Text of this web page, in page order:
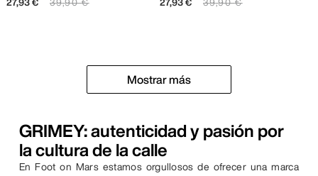
27,93 € 39,90 € 27,93 € 39,90 €
Mostrar más
GRIMEY: autenticidad y pasión por
la cultura de la calle
En Foot on Mars estamos orgullosos de ofrecer una marca